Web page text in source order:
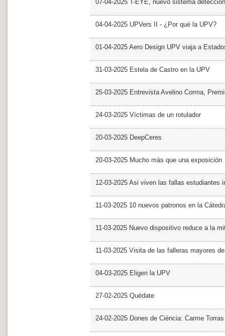
07-04-2025 T-EYE, nuevo sistema
04-04-2025 UPVers II - ¿Por qué la UPV?
01-04-2025 Aero Design UPV viaja a
31-03-2025 Estela de Castro en la UPV
25-03-2025 Entrevista Avelino Corma,
24-03-2025 Víctimas de un rotulador
20-03-2025 DeepCeres
20-03-2025 Mucho más que una exposición
12-03-2025 Asi viven las fallas estudiantes
11-03-2025 10 nuevos patronos en la
11-03-2025 Nuevo dispositivo reduce a la
11-03-2025 Visita de las falleras mayores
04-03-2025 Eligen la UPV
27-02-2025 Quédate
24-02-2025 Dones de Ciència: Carme Torras